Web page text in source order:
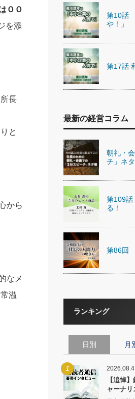
ＯＯ
を添
長
と
から
なメ
溢
第10話
や！」
第17話
最新の経営コラム
朝礼・
チ」ネ
第109
る！
第86回
ランキング
日別 月
1 2026.08.4
【追悼
ャーナリ